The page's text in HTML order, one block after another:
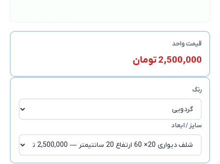
قیمت واحد
2,500,000 تومان
رنگ
سایز / ابعاد